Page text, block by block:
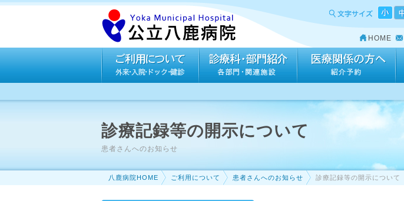
HOME
診療記録等の開示について
患者さんへのお知らせ
八鹿病院HOME ご利用について 患者さんへのお知らせ 診療記録等の開示について